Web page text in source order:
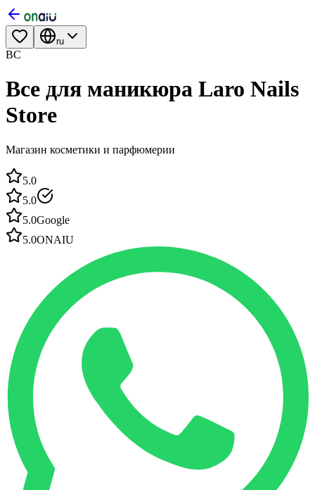
ru
ВС
Все для маникюра Laro Nails
Storе
Магазин косметики и парфюмерии
5.0
5.0
5.0Google
5.0ONAIU